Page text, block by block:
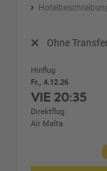
Ohne
Hinflug
Fr., 4.12.26
VIE 20:35
Direktflug
Air Malta